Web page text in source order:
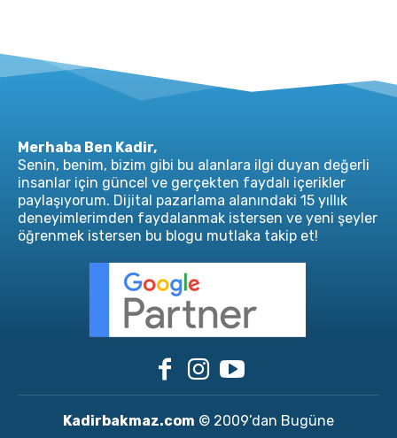
Merhaba Ben Kadir,
Senin, benim, bizim gibi bu alanlara ilgi duyan değerli
insanlar için güncel ve gerçekten faydalı içerikler
paylaşıyorum. Dijital pazarlama alanındaki 15 yıllık
deneyimlerimden faydalanmak istersen ve yeni şeyler
öğrenmek istersen bu blogu mutlaka takip et!
Kadirbakmaz.com © 2009’dan Bugüne